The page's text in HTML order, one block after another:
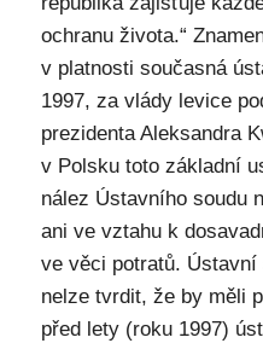
ochranu života.“
v platnosti současná
1997, za vlády levice
prezidenta Aleksandra
v Polsku toto základní
nález Ústavního soudu
ani ve vztahu k
ve věci potratů.
nelze tvrdit, že by měli
před lety (roku 1997)